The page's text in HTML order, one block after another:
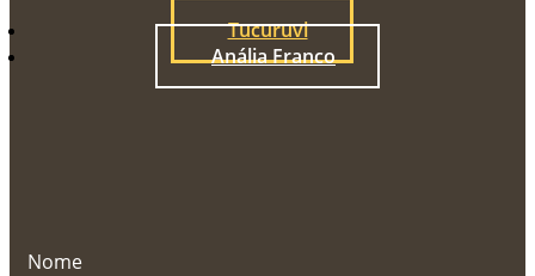
Tucuruvi
Anália Franco
Nome